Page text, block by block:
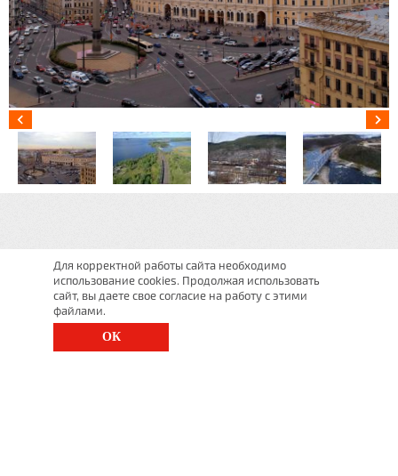
Для корректной работы сайта необходимо
использование cookies. Продолжая использовать
сайт, вы даете свое согласие на работу с этими
файлами.
ОК